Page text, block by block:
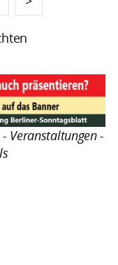
Veranstaltungen -